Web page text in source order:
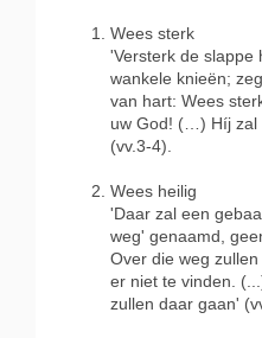
Wees sterk
'Versterk de slappe
wankele knieën;
van hart: Wees
uw God! (…) Híj zal
(vv.3-4).
Wees heilig
'Daar zal een
weg' genaamd,
Over die weg
er niet te vinden.
zullen daar gaan'